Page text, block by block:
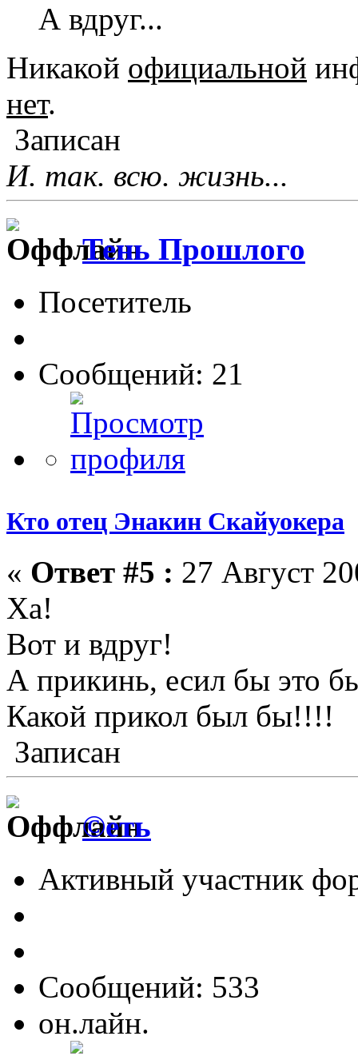
А вдруг...
Никакой официальной
нет.
Записан
И. так. всю. жизнь...
Тень Прошлого
Посетитель
Сообщений: 21
Кто отец Энакин Скайуокера
« Ответ #5 : 27 Август
Ха!
Вот и вдруг!
А прикинь, есил бы это
Какой прикол был бы!!!!
Записан
©еть
Активный участник
Сообщений: 533
он.лайн.